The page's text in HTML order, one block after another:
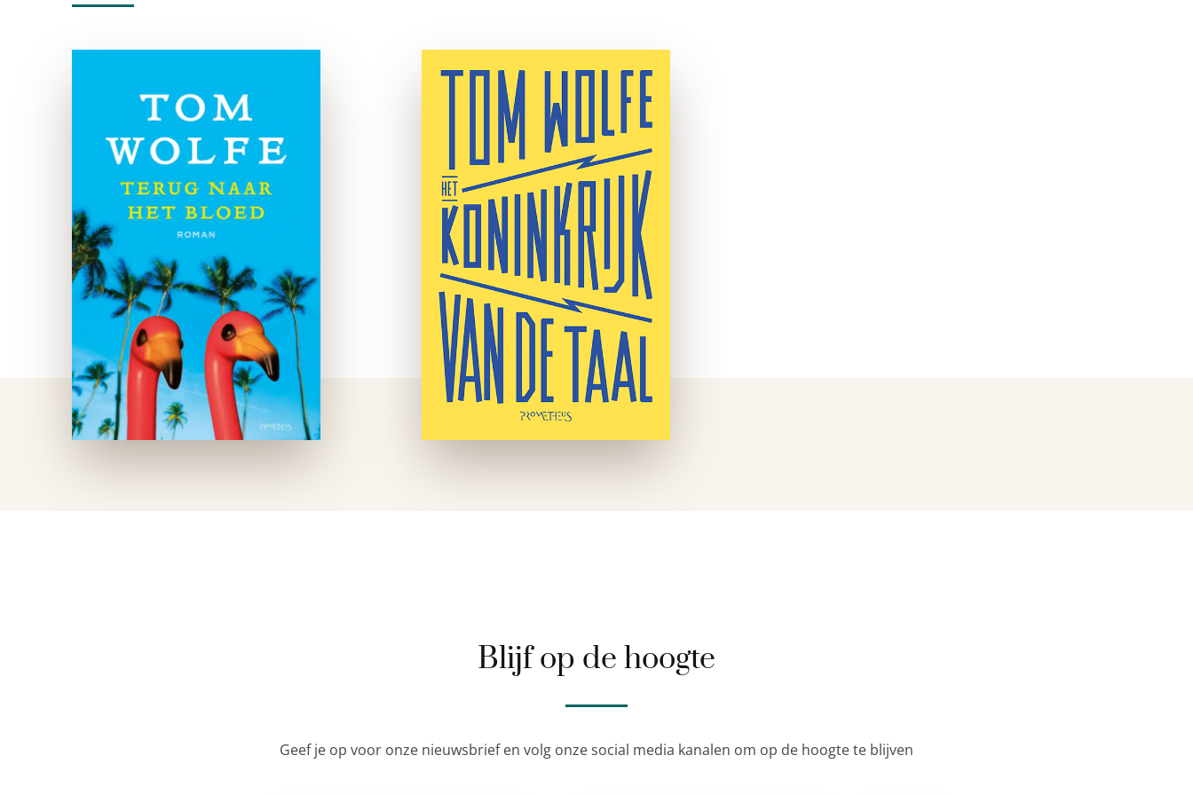
Terug naar het
bloed
e-boek
De langverwachte nieuwe
roman van Tom Wolfe begint
met een politieboot die over
de golven van Biscayne Baai
voor de kust van Miami
dendert. Aan boord bevindt
zich onder anderen …
Het Koninkrijk van
e-boek
Op een nacht in 2016
ontdekte Tom Wolfe dat de
wetenschap de strijd heeft
opgegeven. De meest
fundamentele vragen over
de oorsprong en evolutie van
ons taalvermogen heeft men
niet …
Blijf op de hoogte
Geef je op voor onze nieuwsbrief en volg onze social media kanalen om op de hoogte te blijven